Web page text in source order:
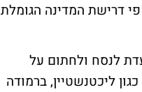
דרישת המדינה הגומלת
לנסח ולחתום על
ליכטנשטיין, ברמודה